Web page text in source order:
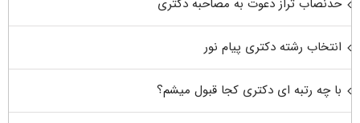
حدنصاب تراز دعوت به مصاحبه دکتری
انتخاب رشته دکتری پیام نور
با چه رتبه ای دکتری کجا قبول میشم؟